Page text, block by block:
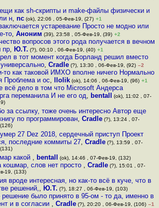
как sh-скрипты и make-файлы физически и
н, nc(ok), 22:06 , 05-Фев-19, (27) +1
устаревание Просто не модно или
то, Аноним (39), 23:58 , 05-Фев-19, (39) +2
вопросов этого рода получается в вечном
пр, Ю.Т. (?), 00:10 , 06-Фев-19, (40) +1
в тот момент когда Борланд решил вместо
,Cradle (?), 13:30 , 06-Фев-19, (92) –2
как таковой ИМХО вполне ничего Нормально
Проблема и ос, llolik(ok), 14:06 , 06-Фев-19, (96) +1
всё дело в том что Microsoft Андерса
переманила И не его од, bentall (ok), 11:02 , 07-
за ссылку, тоже очень интересно Автор еще
по программирован,Cradle (?), 13:24 , 07-
27 Dez 2018, сердечный приступ Проект
последние коммиты 27,Cradle (?), 13:59 , 07-
какой , bentall (ok), 14:46 , 07-Фев-19, (132)
кошмар, слов нет просто , Cradle(?), 15:01 , 07-
19, (133)
вроде интересная, но как-то всё в куче, что в
решений,, Ю.Т. (?), 18:27 , 06-Фев-19, (103)
решение было принято в 95-ом - то да, именно в
и в согласии , Cradle(?), 20:20 , 06-Фев-19, (106) –1